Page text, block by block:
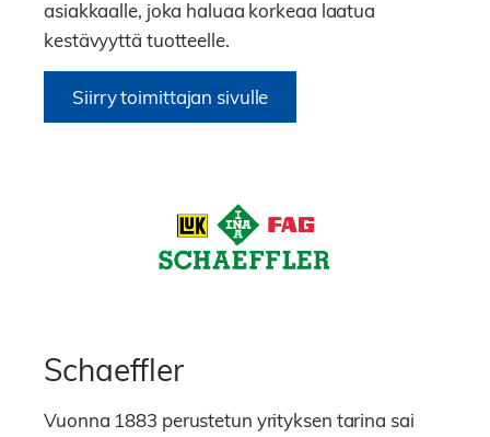
asiakkaalle, joka haluaa korkeaa laatua
kestävyyttä tuotteelle.
Siirry toimittajan sivulle
Schaeffler
Vuonna 1883 perustetun yrityksen tarina sai